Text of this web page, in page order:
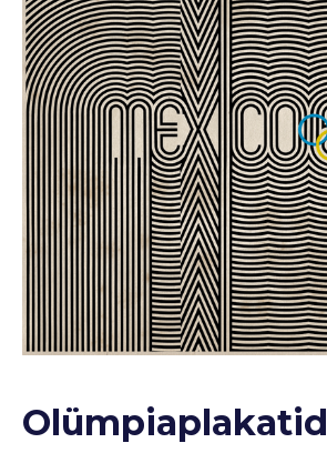
Olümpiaplakatid